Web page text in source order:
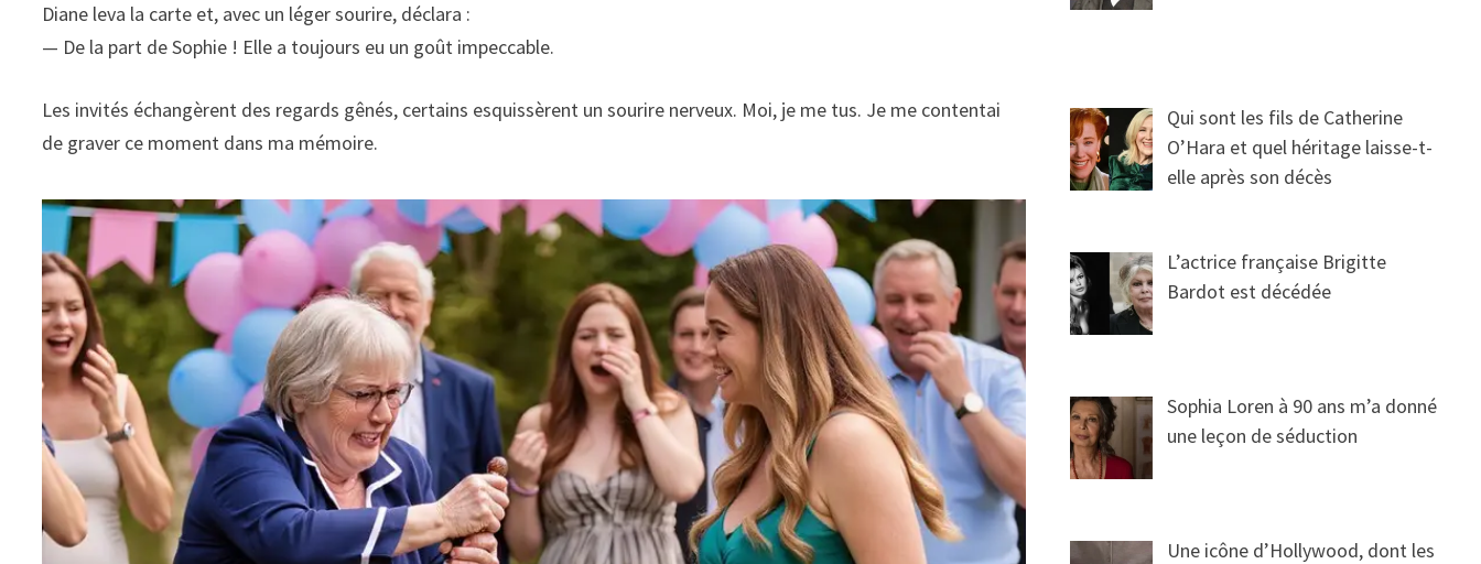
Diane leva la carte et, avec un léger sourire, déclara :
— De la part de Sophie ! Elle a toujours eu un goût impeccable.
Les invités échangèrent des regards gênés, certains esquissèrent un sourire nerveux. Moi, je me tus. Je me contentai
de graver ce moment dans ma mémoire.
Qui sont les fils de Catherine
O’Hara et quel héritage laisse-t-
elle après son décès
L’actrice française Brigitte
Bardot est décédée
Sophia Loren à 90 ans m’a donné
une leçon de séduction
Une icône d’Hollywood, dont les